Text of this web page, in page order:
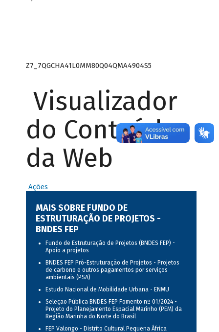
Z7_7QGCHA41L0MM80Q04QMA4904S5
Visualizador
do Conteúdo
da Web
Ações
MAIS SOBRE FUNDO DE
ESTRUTURAÇÃO DE PROJETOS -
BNDES FEP
Fundo de Estruturação de Projetos (BNDES FEP) -
Apoio a projetos
BNDES FEP Pró-Estruturação de Projetos - Projetos
de carbono e outros pagamentos por serviços
ambientais (PSA)
Estudo Nacional de Mobilidade Urbana - ENMU
Seleção Pública BNDES FEP Fomento nº 01/2024 -
Projeto do Planejamento Espacial Marinho (PEM) da
Região Marinha do Norte do Brasil
FEP Valongo - Distrito Cultural Pequena África